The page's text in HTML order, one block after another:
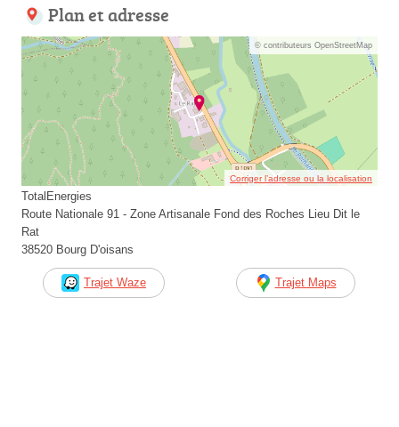
Plan et adresse
© contributeurs OpenStreetMap
Corriger l’adresse ou la localisation
TotalEnergies
Route Nationale 91 - Zone Artisanale Fond des Roches Lieu Dit le
Rat
38520 Bourg D'oisans
Trajet Waze Trajet Maps